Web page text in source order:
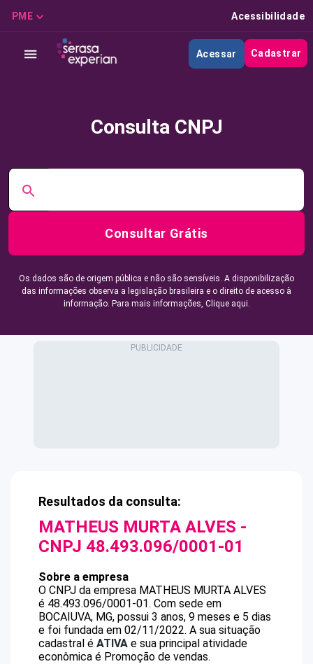
PME Acessibilidade
Acessar Cadastrar
Consulta CNPJ
Consultar Grátis
Os dados são de origem pública e não são sensíveis. A disponibilização
das informações observa a legislação brasileira e o direito de acesso à
informação. Para mais informações, Clique aqui.
Resultados da consulta:
MATHEUS MURTA ALVES -
CNPJ 48.493.096/0001-01
Sobre a empresa
O CNPJ da empresa MATHEUS MURTA ALVES
é 48.493.096/0001-01. Com sede em
BOCAIUVA, MG, possui 3 anos, 9 meses e 5 dias
e foi fundada em 02/11/2022. A sua situação
cadastral é ATIVA e sua principal atividade
econômica é Promoção de vendas.